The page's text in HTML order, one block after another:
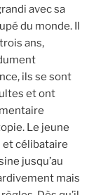
avec sa
du monde. Il
ans,
ils se sont
et ont
Le jeune
et célibataire
jusqu’au
mais